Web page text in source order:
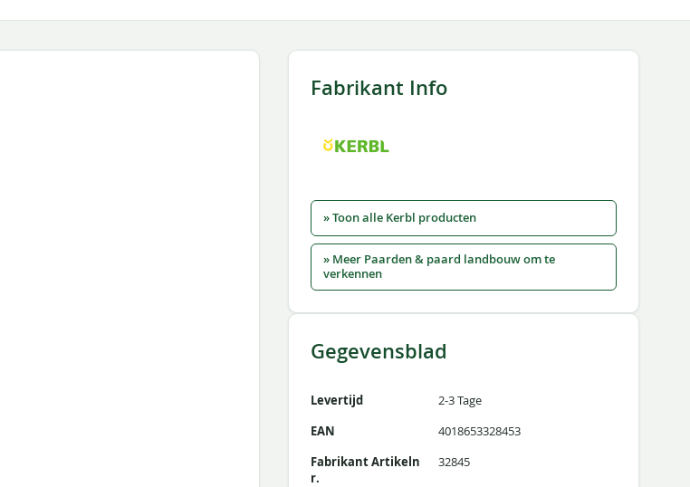
Fabrikant Info
» Toon alle Kerbl producten
» Meer Paarden & paard landbouw om te
verkennen
Gegevensblad
Levertijd
2-3 Tage
EAN
4018653328453
Fabrikant Artikeln
r.
32845